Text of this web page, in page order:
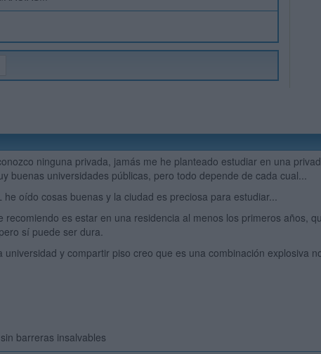
ninguna privada, jamás me he planteado estudiar en una
buenas universidades públicas, pero todo depende de cada cual...
he oído cosas buenas y la ciudad es preciosa para estudiar...
recomiendo es estar en una residencia al menos los primeros años,
sí puede ser dura.
universidad y compartir piso creo que es una combinación explosiva
barreras insalvables